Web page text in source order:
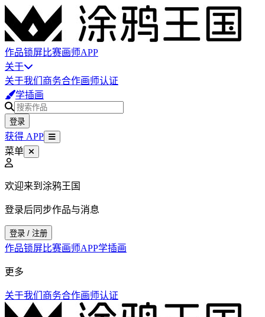
作品锁屏比赛画师APP
关于
关于我们 商务合作画师认证
学插画
登录
获得 APP
菜单
欢迎来到涂鸦王国
登录后同步作品与消息
登录 / 注册
作品锁屏比赛画师APP学插画
更多
关于我们 商务合作画师认证